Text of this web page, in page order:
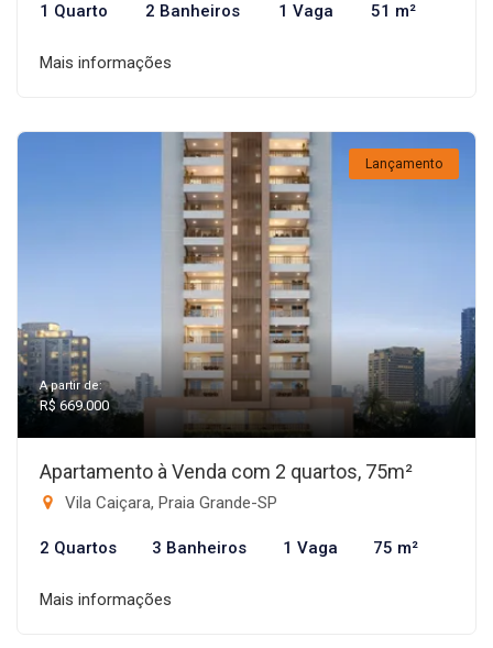
1 Quarto 2 Banheiros 1 Vaga 51 m²
Mais informações
Lançamento
A partir de:
R$ 669.000
Apartamento à Venda com 2 quartos, 75m²
Vila Caiçara, Praia Grande-SP
2 Quartos 3 Banheiros 1 Vaga 75 m²
Mais informações